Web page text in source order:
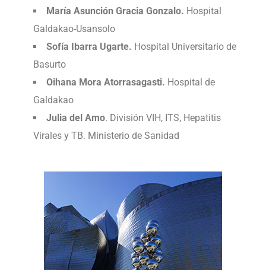
María Asunción Gracia Gonzalo. Hospital
Galdakao-Usansolo
Sofía Ibarra Ugarte. Hospital Universitario de
Basurto
Oihana Mora Atorrasagasti. Hospital de
Galdakao
Julia del Amo. División VIH, ITS, Hepatitis
Virales y TB. Ministerio de Sanidad